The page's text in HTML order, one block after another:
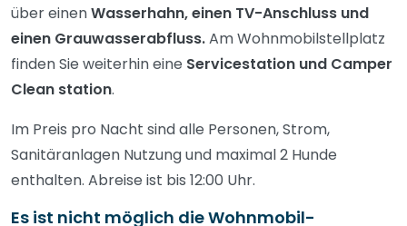
über einenWasserhahn, einen TV-Anschluss und
einen Grauwasserabfluss.Am Wohnmobilstellplatz
finden Sie weiterhin eine Servicestation und Camper
Clean station.
Im Preis pro Nacht sind alle Personen, Strom,
Sanitäranlagen Nutzung und maximal 2 Hunde
enthalten. Abreise ist bis 12:00 Uhr.
Es ist nicht möglich die Wohnmobil-